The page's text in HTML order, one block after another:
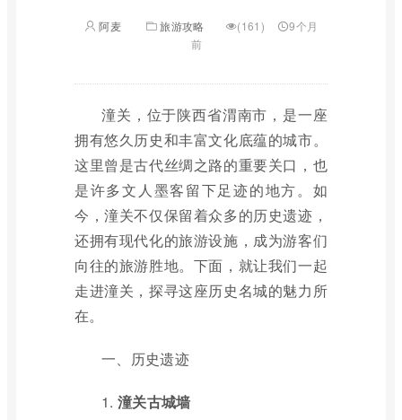
阿麦 旅游攻略 (161)
9个月
前
潼关，位于陕西省渭南市，是一座
拥有悠久历史和丰富文化底蕴的城市。
这里曾是古代丝绸之路的重要关口，也
是许多文人墨客留下足迹的地方。如
今，潼关不仅保留着众多的历史遗迹，
还拥有现代化的旅游设施，成为游客们
向往的旅游胜地。下面，就让我们一起
走进潼关，探寻这座历史名城的魅力所
在。
一、历史遗迹
1. 潼关古城墙